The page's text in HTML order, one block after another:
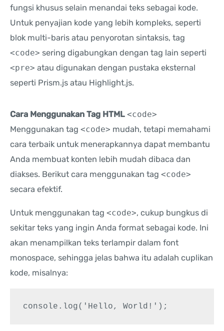
fungsi khusus selain menandai teks sebagai kode.
Untuk penyajian kode yang lebih kompleks, seperti
blok multi-baris atau penyorotan sintaksis, tag
<code> sering digabungkan dengan tag lain seperti
<pre> atau digunakan dengan pustaka eksternal
seperti Prism.js atau Highlight.js.
Cara Menggunakan Tag HTML <code>
Menggunakan tag <code> mudah, tetapi memahami
cara terbaik untuk menerapkannya dapat membantu
Anda membuat konten lebih mudah dibaca dan
diakses. Berikut cara menggunakan tag <code>
secara efektif.
Untuk menggunakan tag <code>, cukup bungkus di
sekitar teks yang ingin Anda format sebagai kode. Ini
akan menampilkan teks terlampir dalam font
monospace, sehingga jelas bahwa itu adalah cuplikan
kode, misalnya:
console.log('Hello, World!');